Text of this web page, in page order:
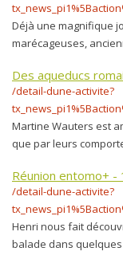
Déjà une magnifique
marécageuses,
Des aqueducs
/detail-dune-activite?
Martine Wauters est
que par leurs
Réunion entomo+ -
/detail-dune-activite?
Henri nous fait
balade dans